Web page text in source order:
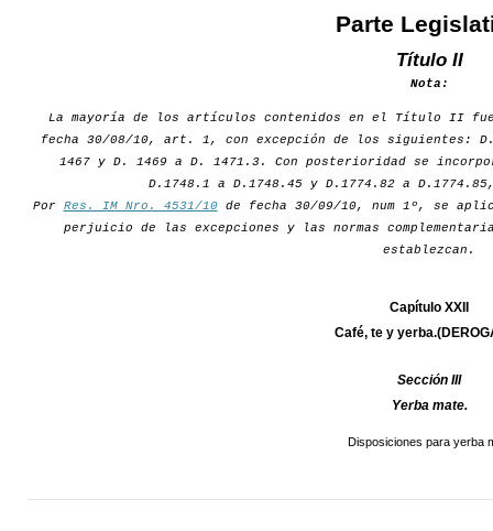
Parte
Título II
Nota:
La mayoría de los artículos contenidos en el Título II
fecha 30/08/10, art. 1, con excepción de los siguientes:
1467 y D. 1469 a D. 1471.3. Con posterioridad se
D.1748.1 a D.1748.45 y D.1774.82 a
Por Res. IM Nro. 4531/10de fecha 30/09/10, num 1º, se
perjuicio de las excepciones y las normas
establezcan.
Capítulo XXII
Café, te y
Sección III
Yerba mate.
Disposiciones para yerba